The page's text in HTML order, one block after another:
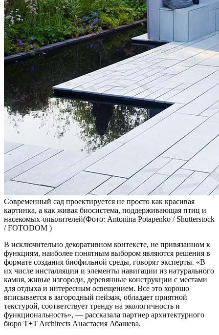
Современный сад проектируется не просто как красивая
картинка, а как живая биосистема, поддерживающая птиц и
насекомых-опылителей(Фото: Antonina Potapenko / Shutterstock
/ FOTODOM )
В исключительно декоративном контексте, не привязанном к
функциям, наиболее понятным выбором являются решения в
формате создания биофильной среды, говорят эксперты. «В
их числе инсталляции и элементы навигации из натурального
камня, живые изгороди, деревянные конструкции с местами
для отдыха и интересным освещением. Все это хорошо
вписывается в загородный пейзаж, обладает приятной
текстурой, соответствует тренду на экологичность и
функциональность», — рассказала партнер архитектурного
бюро T+T Architects Анастасия Абашева.